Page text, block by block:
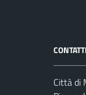
CONTATTI
Città di